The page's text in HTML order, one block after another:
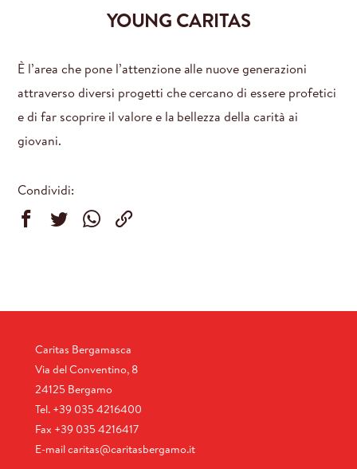
YOUNG CARITAS
È l’area che pone l’attenzione alle nuove generazioni
attraverso diversi progetti che cercano di essere profetici
e di far scoprire il valore e la bellezza della carità ai
giovani.
Condividi:
Caritas Bergamasca
Via del Conventino, 8
24125 Bergamo
Tel. +39 035 4216400
Fax +39 035 4216417
E-mailcaritas@caritasbergamo.it